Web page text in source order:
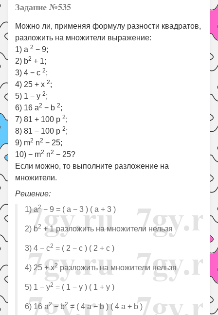
Задание №535
Можно ли, применяя формулу разности квадратов,
разложить на множители выражение:
1) a2 − 9;
2) b2 + 1;
3) 4 − c2;
4) 25 + x2;
5) 1 − y2;
6) 16 a2 − b2;
7) 81 + 100 p2;
8) 81 − 100 p2;
9) m2 n2 − 25;
10) − m2 n2 − 25?
Если можно, то выполните разложение на
множители.
Решение:
1) a2− 9 = ( a − 3 ) ( a + 3 )
2) b2 + 1 разложить на множители нельзя
3) 4 − c2 = ( 2 − с ) ( 2 + с )
4) 25 + x2 разложить на множители нельзя
5) 1 − y2 = ( 1 − y ) ( 1 + y )
6) 16 a2− b2 = ( 4 a − b ) ( 4 a + b )